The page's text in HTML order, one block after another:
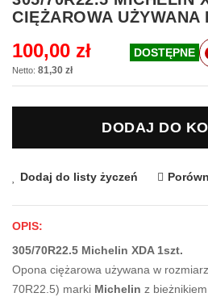
na
początek
CIĘŻAROWA UŻYWANA
100,00 zł
81,30 zł
DOSTĘPNE
DODAJ DO
Dodaj do listy życzeń
OPIS:
305/70R22.5 Michelin XDA 1szt.
Opona ciężarowa używana w
70R22.5) marki Michelin z bieżnikiem